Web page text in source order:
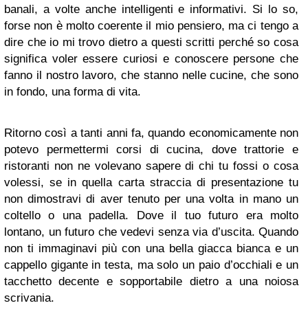
banali, a volte anche intelligenti e informativi. Si lo so,
forse non è molto coerente il mio pensiero, ma ci tengo a
dire che io mi trovo dietro a questi scritti perché so cosa
significa voler essere curiosi e conoscere persone che
fanno il nostro lavoro, che stanno nelle cucine, che sono
in fondo, una forma di vita.
Ritorno così a tanti anni fa, quando economicamente non
potevo permettermi corsi di cucina, dove trattorie e
ristoranti non ne volevano sapere di chi tu fossi o cosa
volessi, se in quella carta straccia di presentazione tu
non dimostravi di aver tenuto per una volta in mano un
coltello o una padella. Dove il tuo futuro era molto
lontano, un futuro che vedevi senza via d’uscita. Quando
non ti immaginavi più con una bella giacca bianca e un
cappello gigante in testa, ma solo un paio d’occhiali e un
tacchetto decente e sopportabile dietro a una noiosa
scrivania.